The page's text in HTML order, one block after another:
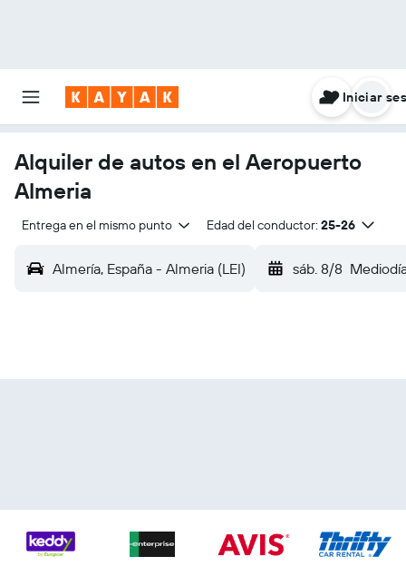
Iniciar
Alquiler de autos en el Aeropuerto
Almeria
Entrega en el mismo punto Edad del conductor: 25-26
Almería, España - Almeria (LEI) sáb. 8/8